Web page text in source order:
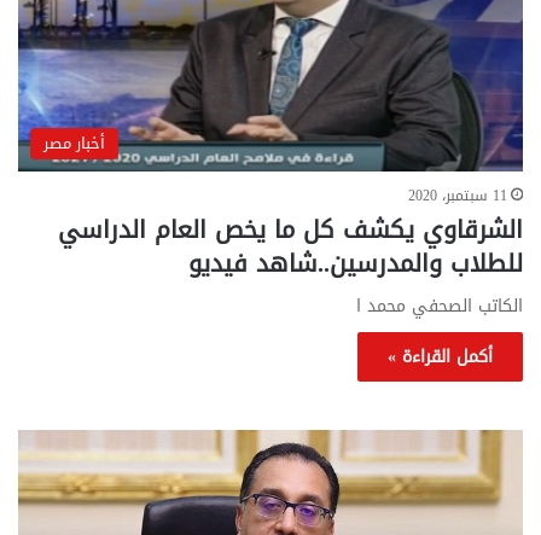
أخبار مصر
11 سبتمبر، 2020
الشرقاوي يكشف كل ما يخص العام الدراسي
للطلاب والمدرسين..شاهد فيديو
الكاتب الصحفي محمد ا
أكمل القراءة »
تحركات
حكومية
لحسم
قانون
..